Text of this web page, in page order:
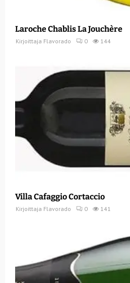
Laroche Chablis La Jouchère
Kirjoittaja Flavorado 0 144
Villa Cafaggio Cortaccio
Kirjoittaja Flavorado 0 141